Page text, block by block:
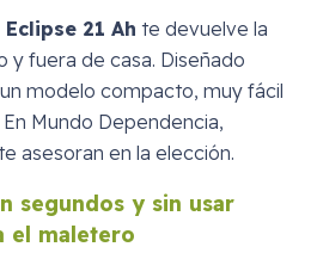
21 Ah te devuelve la
y fuera de casa. Diseñado
modelo compacto, muy fácil
Mundo Dependencia,
asesoran en la elección.
segundos y sin usar
el maletero